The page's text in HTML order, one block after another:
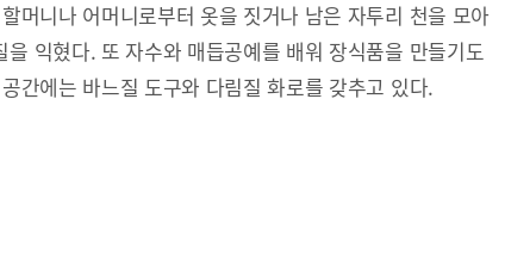
머니나 어머니로부터 옷을 짓거나 남은 자투리 천을 모아
을 익혔다. 또 자수와 매듭공예를 배워 장식품을 만들기도
간에는 바느질 도구와 다림질 화로를 갖추고 있다.